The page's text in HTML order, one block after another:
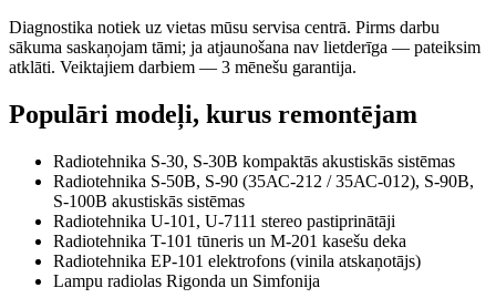
Diagnostika notiek uz vietas mūsu servisa centrā. Pirms darbu
sākuma saskaņojam tāmi; ja atjaunošana nav lietderīga — pateiksim
atklāti. Veiktajiem darbiem — 3 mēnešu garantija.
Populāri modeļi, kurus remontējam
Radiotehnika S-30, S-30B kompaktās akustiskās sistēmas
Radiotehnika S-50B, S-90 (35АС-212 / 35АС-012), S-90B,
S-100B akustiskās sistēmas
Radiotehnika U-101, U-7111 stereo pastiprinātāji
Radiotehnika T-101 tūneris un M-201 kasešu deka
Radiotehnika EP-101 elektrofons (vinila atskaņotājs)
Lampu radiolas Rigonda un Simfonija